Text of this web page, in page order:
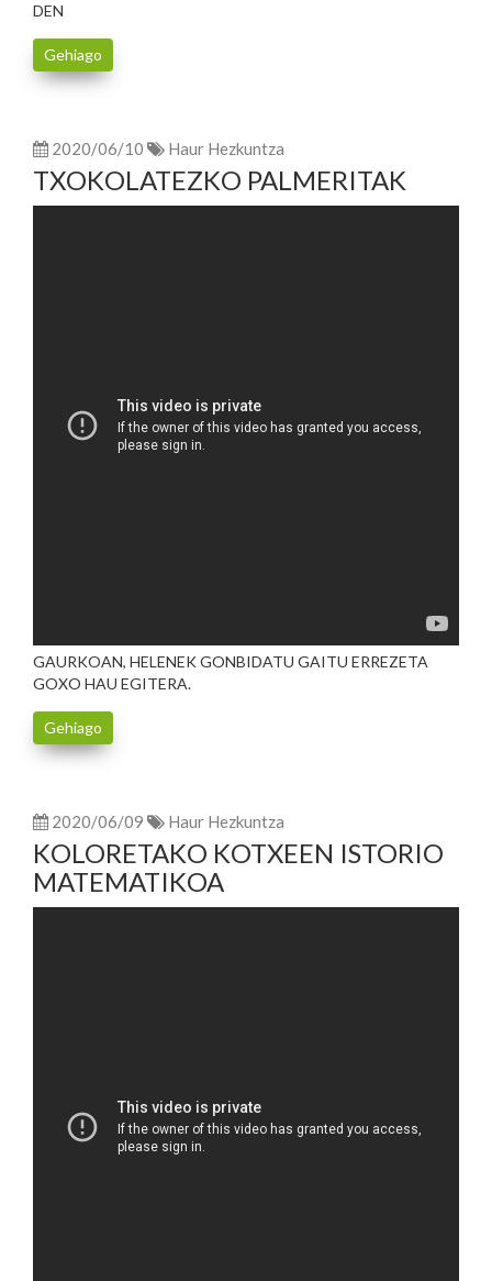
DEN
Gehiago
2020/06/10 Haur Hezkuntza
TXOKOLATEZKO PALMERITAK
GAURKOAN, HELENEK GONBIDATU GAITU ERREZETA
GOXO HAU EGITERA.
Gehiago
2020/06/09 Haur Hezkuntza
KOLORETAKO KOTXEEN ISTORIO
MATEMATIKOA